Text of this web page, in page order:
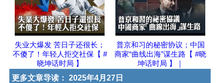
失业大爆发 苦日子还很长；
不傻了！年轻人拒交社保【 #
晓坤话时局 】
普京和习的秘密协议；中国
商家“曲线出海”谋生路【 #晓
坤话时局 】｜
更多文章导读： 2025年4月27日